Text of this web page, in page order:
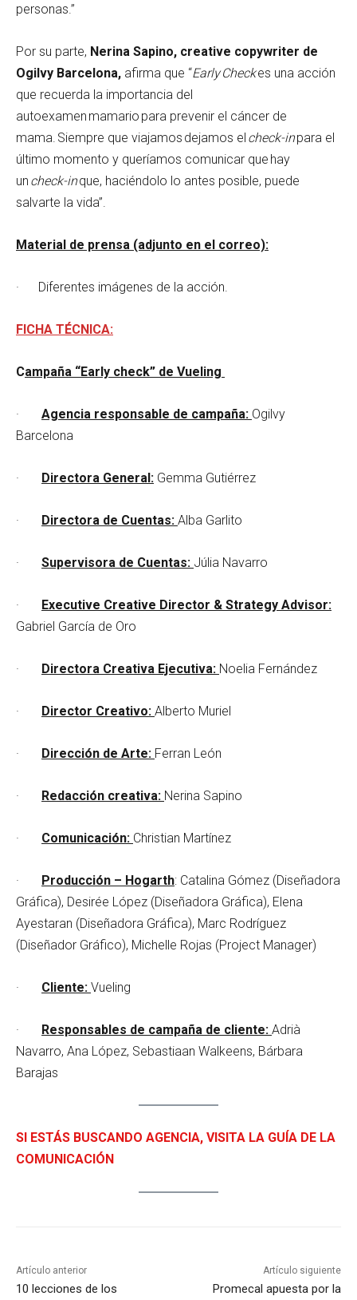
personas.”
Por su parte, Nerina Sapino, creative copywriter de
Ogilvy Barcelona, afirma que “Early Checkes una acción
que recuerda la importancia del
autoexamen mamario para prevenir el cáncer de
mama. Siempre que viajamos dejamos el check-inpara el
último momento y queríamos comunicar que hay
un check-inque, haciéndolo lo antes posible, puede
salvarte la vida”.
Material de prensa (adjunto en el correo):
· Diferentes imágenes de la acción.
FICHA TÉCNICA:
Campaña “Early check” de Vueling
· Agencia responsable de campaña: Ogilvy
Barcelona
· Directora General: Gemma Gutiérrez
· Directora de Cuentas: Alba Garlito
· Supervisora de Cuentas: Júlia Navarro
· Executive Creative Director & Strategy Advisor:
Gabriel García de Oro
· Directora Creativa Ejecutiva: Noelia Fernández
· Director Creativo: Alberto Muriel
· Dirección de Arte: Ferran León
· Redacción creativa: Nerina Sapino
· Comunicación: Christian Martínez
· Producción – Hogarth: Catalina Gómez (Diseñadora
Gráfica), Desirée López (Diseñadora Gráfica), Elena
Ayestaran (Diseñadora Gráfica), Marc Rodríguez
(Diseñador Gráfico), Michelle Rojas (Project Manager)
· Cliente: Vueling
· Responsables de campaña de cliente: Adrià
Navarro, Ana López, Sebastiaan Walkeens, Bárbara
Barajas
SI ESTÁS BUSCANDO AGENCIA, VISITA LA GUÍA DE LA
COMUNICACIÓN
Artículo anterior
10 lecciones de los
Artículo siguiente
Promecal apuesta por la